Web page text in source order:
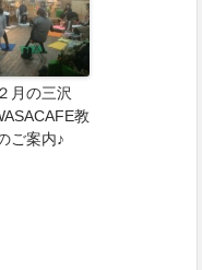
月の三沢
教
ご案内♪